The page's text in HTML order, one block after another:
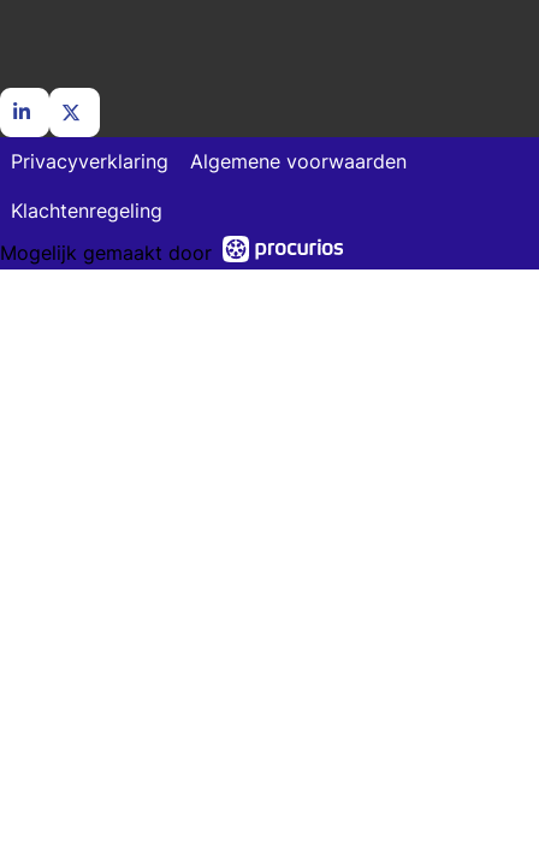
Ga
LinkedIn
naar
X
Privacyverklaring Algemene voorwaarden
Klachtenregeling
Mogelijk gemaakt door